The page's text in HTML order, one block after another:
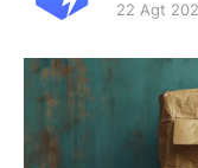
22 Agt